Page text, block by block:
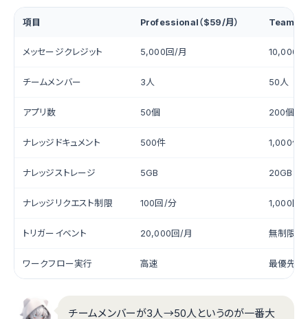
項目 Professional（$59/月） Team（
メッセージクレジット 5,000回/月 10,000
チームメンバー 3人 50人
アプリ数 50個 200個
ナレッジドキュメント 500件 1,000件
ナレッジストレージ 5GB 20GB
ナレッジリクエスト制限 100回/分 1,000回/
トリガーイベント 20,000回/月 無制限
ワークフロー実行 高速 最優先
チームメンバーが3人→50人というのが一番大